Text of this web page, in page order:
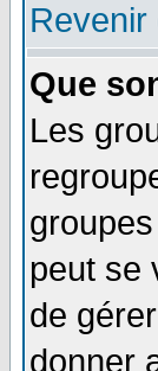
Revenir
Que
Les
peut se
de
donner